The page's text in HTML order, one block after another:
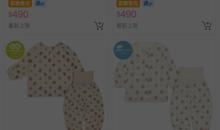
即將售完
$490
最新上架
即將售完
$490
最新上架